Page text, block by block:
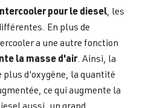
pour le diesel, les
En plus de
a une autre fonction
la masse d'air. Ainsi, la
plus d'oxygène, la quantité
ce qui augmente la